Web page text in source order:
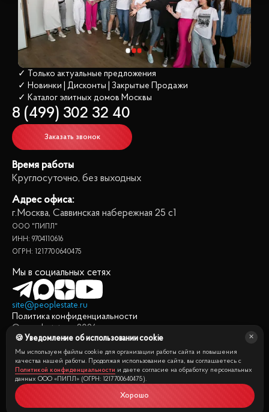
✓ Только актуальные предложения
✓ Новинки | Дисконты | Закрытые Продажи
✓ Каталог элитных домов Москвы
8 (499) 302 32 40
Заказать звонок
Время работы
Круглосуточно, без выходных
Адрес офиса:
г.Москва, Саввинская набережная 25 с1
ООО "ПИПЛ"
ИНН: 9704110616
ОГРН: 1217700640475
Мы в социальных сетях
site@peoplestate.ru
Политика конфиденциальности
© peoplestate.ru 2026
Представленная на сайте информация, в т.ч. стоимости
квартир, носит информационный характер и не является
публичной офертой. Условия продажи квартиры могут быть
изменены собственником без уведомления.
🍪 Уведомление об использовании cookie
Мы используем файлы cookie для организации работы сайта и повышения
качества нашей работы. Продолжая использование сайта, вы соглашаетесь с
Политикой конфиденциальности и даете согласие на обработку персональных
данных ООО «ПИПЛ» (ОГРН: 1217700640475).
Хорошо